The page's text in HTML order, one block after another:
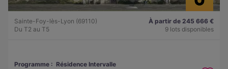
Sainte-Foy-lès-Lyon (69110)
Du T2 au T5
À partir de 245 666 €
9 lots disponibles
Programme : Résidence Intervalle